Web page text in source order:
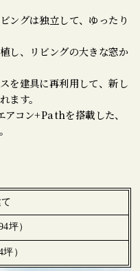
ングは独立して、ゆったり
し、リビングの大きな窓か
を建具に再利用して、新し
ます。
コン+Pathを搭載した、
坪）
）